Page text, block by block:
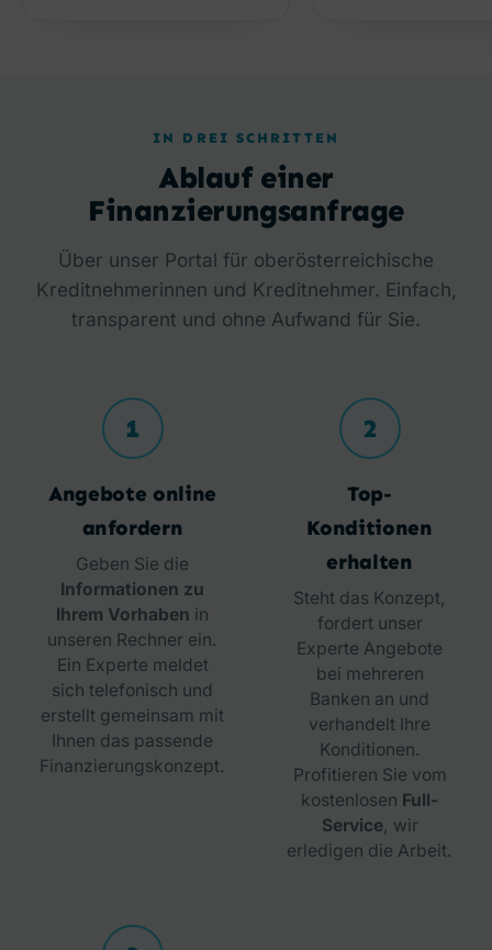
IN DREI SCHRITTEN
Ablauf einer
Finanzierungsanfrage
Über unser Portal für oberösterreichische
Kreditnehmerinnen und Kreditnehmer. Einfach,
transparent und ohne Aufwand für Sie.
1
Angebote online
anfordern
Geben Sie die
Informationen zu
Ihrem Vorhaben in
unseren Rechner ein.
Ein Experte meldet
sich telefonisch und
erstellt gemeinsam mit
Ihnen das passende
Finanzierungskonzept.
2
Top-
Konditionen
erhalten
Steht das Konzept,
fordert unser
Experte Angebote
bei mehreren
Banken an und
verhandelt Ihre
Konditionen.
Profitieren Sie vom
kostenlosen Full-
Service, wir
erledigen die Arbeit.